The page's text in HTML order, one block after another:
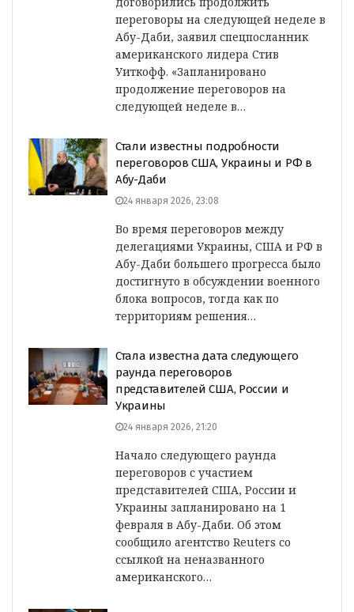
переговоры на следующей неделе в
Абу-Даби, заявил спецпосланник
американского лидера Стив
Уиткофф. «Запланировано
продолжение переговоров на
следующей неделе в…
Стали известны подробности
переговоров США, Украины и РФ в
Абу-Даби
24 января 2026, 23:08
Во время переговоров между
делегациями Украины, США и РФ в
Абу-Даби большего прогресса было
достигнуто в обсуждении военного
блока вопросов, тогда как по
территориям решения…
Стала известна дата следующего
раунда переговоров
представителей США, России и
Украины
24 января 2026, 21:20
Начало следующего раунда
переговоров с участием
представителей США, России и
Украины запланировано на 1
февраля в Абу-Даби. Об этом
сообщило агентство Reuters со
ссылкой на неназванного
американского…